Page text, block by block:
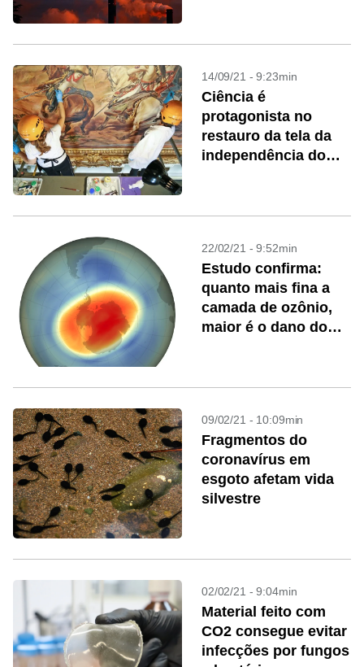
14/09/21 - 9:23min
Ciência é
protagonista no
restauro da tela da
independência do
22/02/21 - 9:52min
Estudo confirma:
quanto mais fina a
camada de ozônio,
maior é o dano do
09/02/21 - 10:09min
Fragmentos do
coronavírus em
esgoto afetam vida
silvestre
02/02/21 - 9:04min
Material feito com
CO2 consegue evitar
infecções por fungos